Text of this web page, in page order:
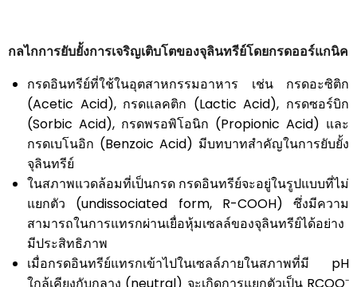
กลไกการยับยั้งการเจริญเติบโตของจุลินทรีย์โดยกรดออร์แกนิค
กรดอินทรีย์ที่ใช้ในอุตสาหกรรมอาหาร เช่น กรดอะซิติก
(Acetic Acid), กรดแลคติก (Lactic Acid), กรดซอร์บิก
(Sorbic Acid), กรดพรอพิโอนิก (Propionic Acid) และ
กรดเบโนอิก (Benzoic Acid) มีบทบาทสำคัญในการยับยั้ง
จุลินทรีย์
ในสภาพแวดล้อมที่เป็นกรด กรดอินทรีย์จะอยู่ในรูปแบบที่ไม่
แยกตัว (undissociated form, R-COOH) ซึ่งมีความ
สามารถในการแทรกผ่านเยื่อหุ้มเซลล์ของจุลินทรีย์ได้อย่าง
มีประสิทธิภาพ
เมื่อกรดอินทรีย์แทรกเข้าไปในเซลล์ภายในสภาพที่มี pH